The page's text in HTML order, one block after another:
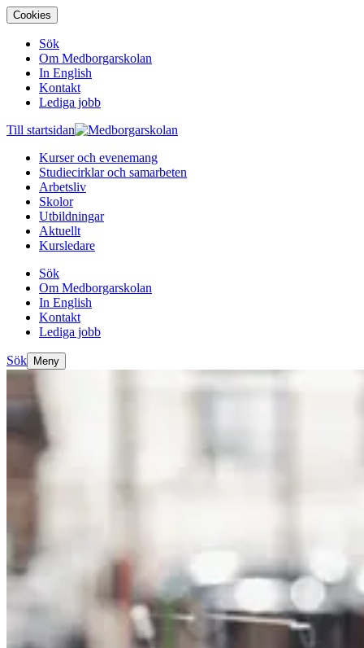
Cookies
Sök
Om Medborgarskolan
In English
Kontakt
Lediga jobb
Till startsidan
Kurser och evenemang
Studiecirklar och samarbeten
Arbetsliv
Skolor
Utbildningar
Aktuellt
Kursledare
Sök
Om Medborgarskolan
In English
Kontakt
Lediga jobb
Sök Meny